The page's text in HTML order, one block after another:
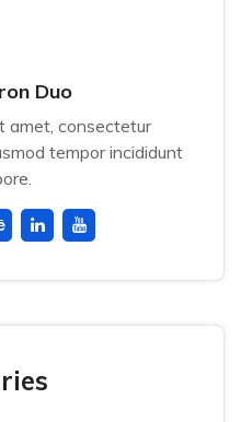
Duo
amet, consectetur
tempor incididunt